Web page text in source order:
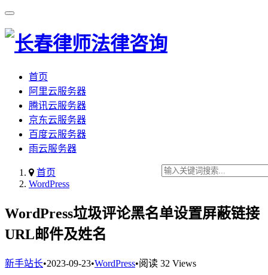
首页
阿里云服务器
腾讯云服务器
京东云服务器
百度云服务器
雨云服务器
首页
WordPress
WordPress垃圾评论黑名单设置屏蔽链接
URL邮件及姓名
新手站长•2023-09-23•WordPress•阅读 32 Views